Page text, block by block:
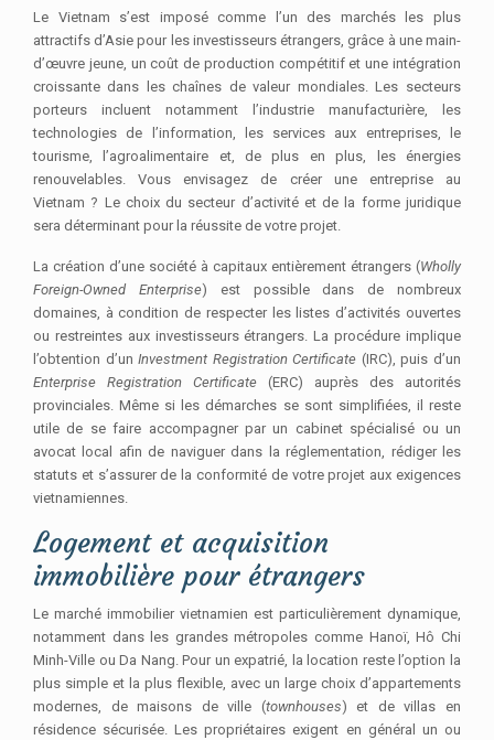
Le Vietnam s’est imposé comme l’un des marchés les plus
attractifs d’Asie pour les investisseurs étrangers, grâce à une main-
d’œuvre jeune, un coût de production compétitif et une intégration
croissante dans les chaînes de valeur mondiales. Les secteurs
porteurs incluent notamment l’industrie manufacturière, les
technologies de l’information, les services aux entreprises, le
tourisme, l’agroalimentaire et, de plus en plus, les énergies
renouvelables. Vous envisagez de créer une entreprise au
Vietnam ? Le choix du secteur d’activité et de la forme juridique
sera déterminant pour la réussite de votre projet.
La création d’une société à capitaux entièrement étrangers (Wholly
Foreign-Owned Enterprise) est possible dans de nombreux
domaines, à condition de respecter les listes d’activités ouvertes
ou restreintes aux investisseurs étrangers. La procédure implique
l’obtention d’unInvestment Registration Certificate (IRC), puis d’un
Enterprise Registration Certificate (ERC) auprès des autorités
provinciales. Même si les démarches se sont simplifiées, il reste
utile de se faire accompagner par un cabinet spécialisé ou un
avocat local afin de naviguer dans la réglementation, rédiger les
statuts et s’assurer de la conformité de votre projet aux exigences
vietnamiennes.
Logement et acquisition
immobilière pour étrangers
Le marché immobilier vietnamien est particulièrement dynamique,
notamment dans les grandes métropoles comme Hanoï, Hô Chi
Minh-Ville ou Da Nang. Pour un expatrié, la location reste l’option la
plus simple et la plus flexible, avec un large choix d’appartements
modernes, de maisons de ville (townhouses) et de villas en
résidence sécurisée. Les propriétaires exigent en général un ou